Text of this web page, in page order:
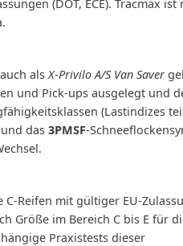
(DOT, ECE). Tracmax ist
alsX-Privilo A/S Van Saver
und Pick-ups ausgelegt und
(Lastindizes
das 3PMSF-
Reifen mit gültiger EU-
Größe im Bereich C bis E für
Praxistests dieser